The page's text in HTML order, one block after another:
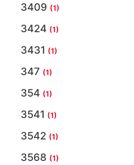
3409 (1)
3424 (1)
3431 (1)
347 (1)
354 (1)
3541 (1)
3542 (1)
3568 (1)